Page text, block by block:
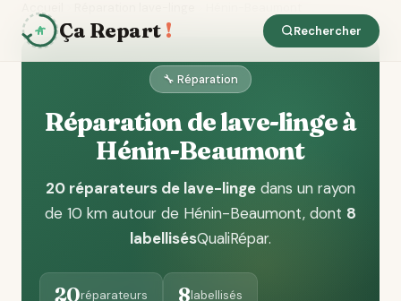
Ça Repart ! Rechercher
🔧 Réparation
Réparation de lave-linge à
Hénin-Beaumont
20 réparateurs de lave-linge dans un rayon
de 10 km autour de Hénin-Beaumont, dont 8
labellisésQualiRépar.
20réparateurs 8labellisés